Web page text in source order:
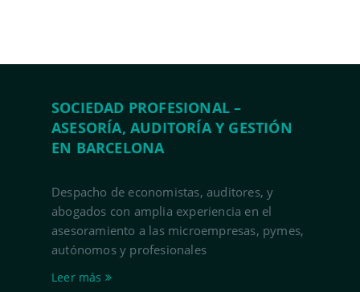
SOCIEDAD PROFESIONAL –
ASESORÍA, AUDITORÍA Y GESTIÓN
EN BARCELONA
Despacho de economistas, auditores, y
abogados con amplia experiencia en el
asesoramiento a las microempresas, pymes,
autónomos y profesionales
Leer más